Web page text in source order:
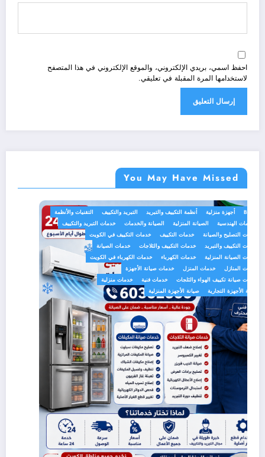
احفظ اسمي، بريدي الإلكتروني، والموقع الإلكتروني في هذا المتصفح
لاستخدامها المرة المقبلة في تعليقي.
You May Have Missed
BLOG أجهزة منزلية أنظمة التكييف والتبريد التبريد والتكييف
التقنيات والأنظمة
الخدمات الهندسية
الصيانة المنزلية الصيانة والخدمات
خدمات التبريد والتكييف
خدمات التصليح والصيانة
خدمات التكييف
خدمات التكييف في الكويت
خدمات التكييف والتبريد
خدمات التكييف والثلاجات
خدمات الصيانة
خدمات الصيانة المنزلية
خدمات الكهرباء
خدمات الكهرباء في الكويت
خدمات المنازل
خدمات المنزل
خدمات صيانة الأجهزة
خدمات صيانة تكييف الهواء والثلجات
خدمات فنية
خدمات منزلية
صيانة الأجهزة التجارية
صيانة الأجهزة المنزلية